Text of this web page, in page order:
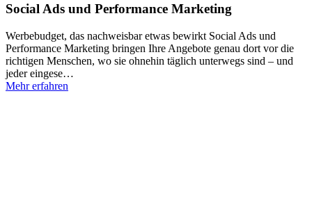
Social Ads und Performance Marketing
Werbebudget, das nachweisbar etwas bewirkt Social Ads und
Performance Marketing bringen Ihre Angebote genau dort vor die
richtigen Menschen, wo sie ohnehin täglich unterwegs sind – und
jeder eingese…
Mehr erfahren